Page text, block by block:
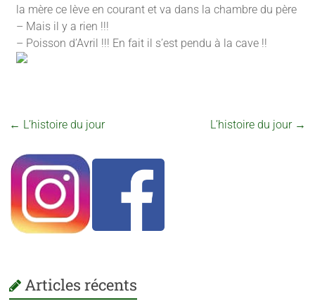
la mère ce lève en courant et va dans la chambre du père
– Mais il y a rien !!!
– Poisson d’Avril !!! En fait il s’est pendu à la cave !!
← L’histoire du jour L’histoire du jour →
Articles récents